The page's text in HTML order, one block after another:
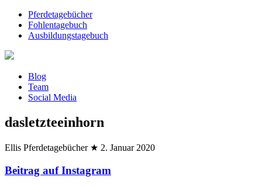
Pferdetagebücher
Fohlentagebuch
Ausbildungstagebuch
Blog
Team
Social Media
dasletzteeinhorn
Ellis Pferdetagebücher ★ 2. Januar 2020
Beitrag auf Instagram